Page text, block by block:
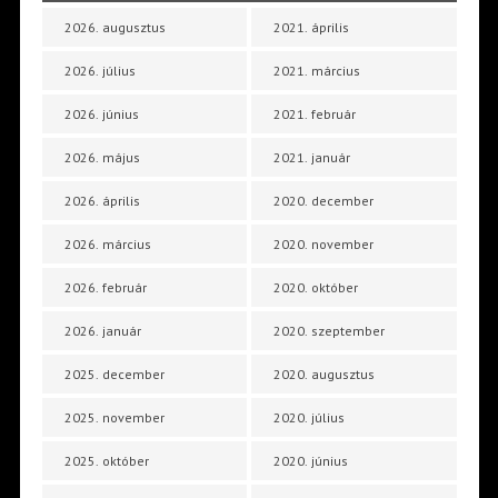
2026. augusztus
2026. július
2026. június
2026. május
2026. április
2026. március
2026. február
2026. január
2025. december
2025. november
2025. október
2021. április
2021. március
2021. február
2021. január
2020. december
2020. november
2020. október
2020. szeptember
2020. augusztus
2020. július
2020. június